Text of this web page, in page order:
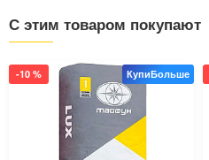
С этим товаром покупают
КупиБольше
-10 %